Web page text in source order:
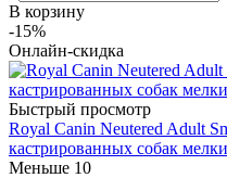
В корзину
-15%
Онлайн-скидка
Быстрый просмотр
Royal Canin Neutered Adult
кастрированных собак
Меньше 10